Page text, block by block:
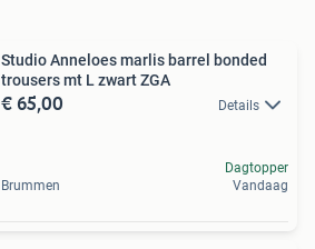
Studio Anneloes marlis barrel bonded
trousers mt L zwart ZGA
€ 65,00 Details
Brummen
Dagtopper
Vandaag